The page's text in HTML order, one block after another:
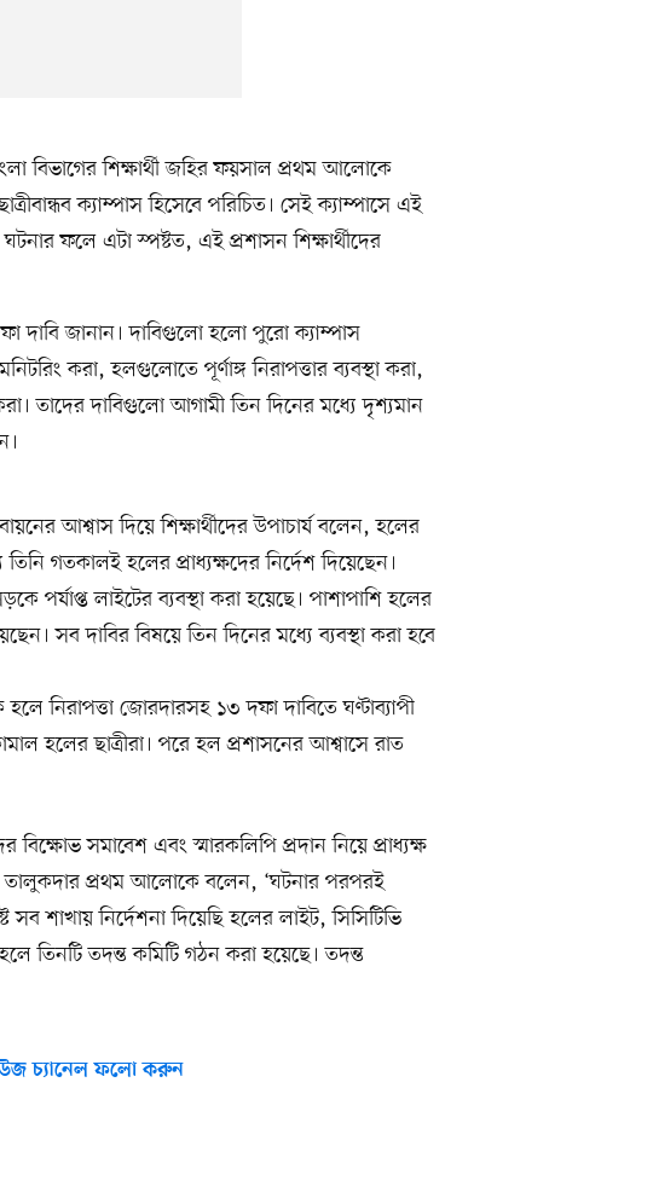
বিভাগের শিক্ষার্থী জহির ফয়সাল প্রথম আলোকে
ক্যাম্পাস হিসেবে পরিচিত। সেই ক্যাম্পাসে এই
ফলে এটা স্পষ্টত, এই প্রশাসন শিক্ষার্থীদের
দাবি জানান। দাবিগুলো হলো পুরো ক্যাম্পাস
করা, হলগুলোতে পূর্ণাঙ্গ নিরাপত্তার ব্যবস্থা করা,
তাদের দাবিগুলো আগামী তিন দিনের মধ্যে দৃশ্যমান
আশ্বাস দিয়ে শিক্ষার্থীদের উপাচার্য বলেন, হলের
তিনি গতকালই হলের প্রাধ্যক্ষদের নির্দেশ দিয়েছেন।
পর্যাপ্ত লাইটের ব্যবস্থা করা হয়েছে। পাশাপাশি হলের
সব দাবির বিষয়ে তিন দিনের মধ্যে ব্যবস্থা করা হবে
নিরাপত্তা জোরদারসহ ১৩ দফা দাবিতে ঘণ্টাব্যাপী
হলের ছাত্রীরা। পরে হল প্রশাসনের আশ্বাসে রাত
সমাবেশ এবং স্মারকলিপি প্রদান নিয়ে প্রাধ্যক্ষ
তালুকদার প্রথম আলোকে বলেন, ‘ঘটনার পরপরই
সব শাখায় নির্দেশনা দিয়েছি হলের লাইট, সিসিটিভি
তিনটি তদন্ত কমিটি গঠন করা হয়েছে। তদন্ত
চ্যানেল ফলো করুন